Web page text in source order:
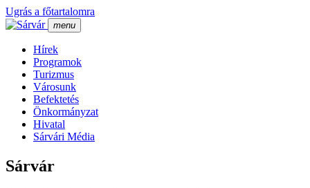
Ugrás a főtartalomra
menu
Hí­rek
Programok
Turizmus
Városunk
Befektetés
Önkormányzat
Hivatal
Sárvári Média
Sárvár